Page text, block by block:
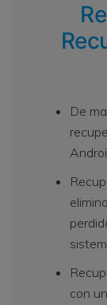
De
con